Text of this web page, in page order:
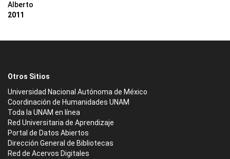
Alberto
2011
Otros Sitios
Universidad Nacional Autónoma de México
Coordinación de Humanidades UNAM
Toda la UNAM en línea
Red Universitaria de Aprendizaje
Portal de Datos Abiertos
Dirección General de Bibliotecas
Red de Acervos Digitales